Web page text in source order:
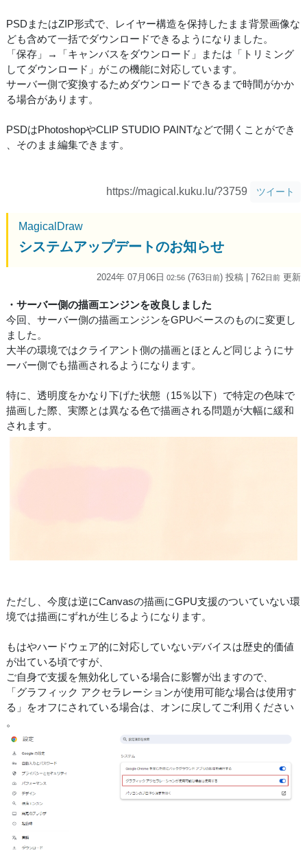
PSDまたはZIP形式で、レイヤー構造を保持したまま背景画像な
ども含めて一括でダウンロードできるようになりました。
「保存」→「キャンバスをダウンロード」または「トリミング
してダウンロード」がこの機能に対応しています。
サーバー側で変換するためダウンロードできるまで時間がかか
る場合があります。
PSDはPhotoshopやCLIP STUDIO PAINTなどで開くことができ
、そのまま編集できます。
https://magical.kuku.lu/?3759 ツイート
MagicalDraw
システムアップデートのお知らせ
2024年 07月06日 02:56 (763日前) 投稿 | 762日前 更新
・サーバー側の描画エンジンを改良しました
今回、サーバー側の描画エンジンをGPUベースのものに変更し
ました。
大半の環境ではクライアント側の描画とほとんど同じようにサ
ーバー側でも描画されるようになります。
特に、透明度をかなり下げた状態（15％以下）で特定の色味で
描画した際、実際とは異なる色で描画される問題が大幅に緩和
されます。
ただし、今度は逆にCanvasの描画にGPU支援のついていない環
境では描画にずれが生じるようになります。
もはやハードウェア的に対応していないデバイスは歴史的価値
が出ている頃ですが、
ご自身で支援を無効化している場合に影響が出ますので、
「グラフィック アクセラレーションが使用可能な場合は使用す
る」をオフにされている場合は、オンに戻してご利用ください
。